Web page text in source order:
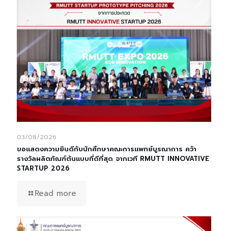
03/08/2026
ขอแสดงความยินดีกับนักศึกษาคณะการแพทย์บูรณาการ คว้า
รางวัลผลิตภัณฑ์ต้นแบบที่ดีที่สุด จากเวที RMUTT INNOVATIVE
STARTUP 2026
Read more